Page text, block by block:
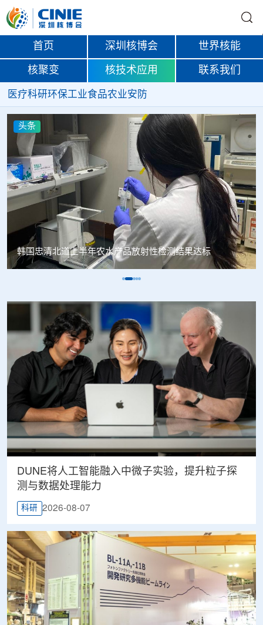
首页 深圳核博会 世界核能
核聚变 核技术应用 联系我们
医疗科研环保工业食品农业安防
头条
Oklo格罗夫斯同位素试验反应堆实现首次临界
DUNE将人工智能融入中微子实验，提升粒子探
测与数据处理能力
科研 2026-08-07